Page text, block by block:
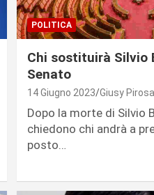
POLITICA
Chi sostituirà Silvio
Senato
14 Giugno 2023 Giusy Pirosa
Dopo la morte di Silvio
chiedono chi andrà a
posto…